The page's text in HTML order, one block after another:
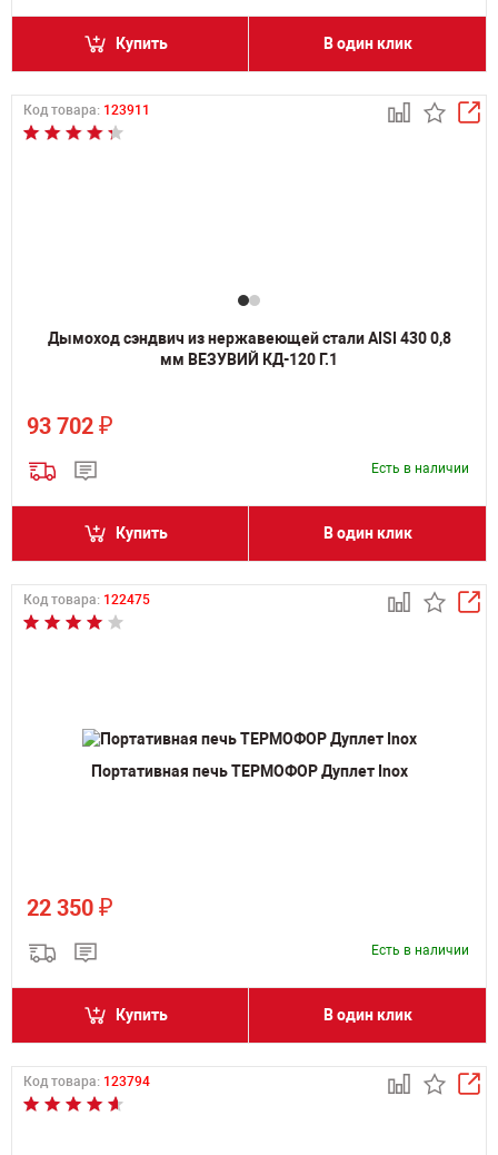
Купить В один клик
Код товара: 123911
Дымоход сэндвич из нержавеющей стали AISI 430 0,8
мм ВЕЗУВИЙ КД-120 Г.1
93 702 ₽
Есть в наличии
Купить В один клик
Код товара: 122475
Портативная печь ТЕРМОФОР Дуплет Inox
22 350 ₽
Есть в наличии
Купить В один клик
Код товара: 123794